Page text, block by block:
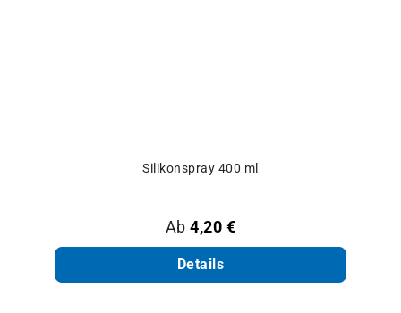
Silikonspray 400 ml
Regulärer Preis:
Ab4,20 €
Details